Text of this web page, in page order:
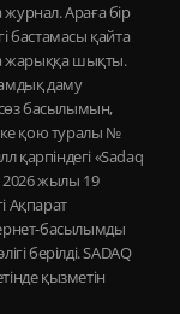
Араға бір
бастамасы қайта
жарыққа шықты.
даму
басылымын,
қою туралы №
қарпіндегі «Sadaq
2026 жылы 19
Ақпарат
басылымды
берілді. SADAQ
қызметін